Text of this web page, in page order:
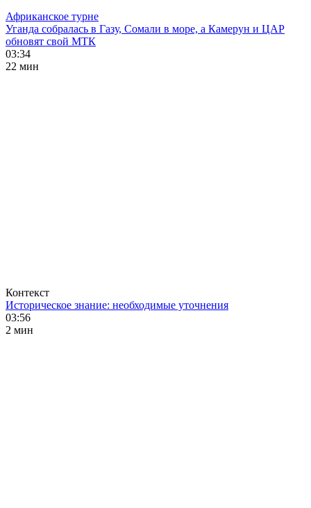
Африканское турне
Уганда собралась в Газу, Сомали в море, а Камерун и ЦАР
обновят свой МТК
03:34
22 мин
Контекст
Историческое знание: необходимые уточнения
03:56
2 мин